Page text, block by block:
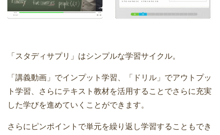
「スタディサプリ」はシンプルな学習サイクル。
「講義動画」でインプット学習、「ドリル」でアウトプッ
ト学習、さらにテキスト教材を活用することでさらに充実
した学びを進めていくことができます。
さらにピンポイントで単元を繰り返し学習することもでき